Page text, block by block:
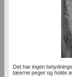
Det har ingen
tæerne peger og holde